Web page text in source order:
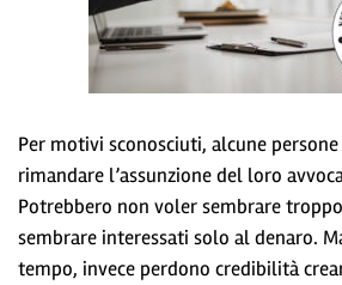
Per motivi sconosciuti, alcune
rimandare l’assunzione del loro
Potrebbero non voler sembrare
sembrare interessati solo al denaro.
tempo, invece perdono credibilità